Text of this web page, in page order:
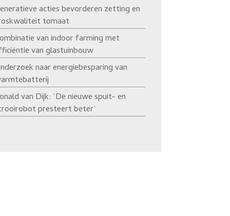
acties bevorderen zetting en
tomaat
van indoor farming met
van glastuinbouw
naar energiebesparing van
van Dijk: ‘De nieuwe spuit- en
presteert beter’